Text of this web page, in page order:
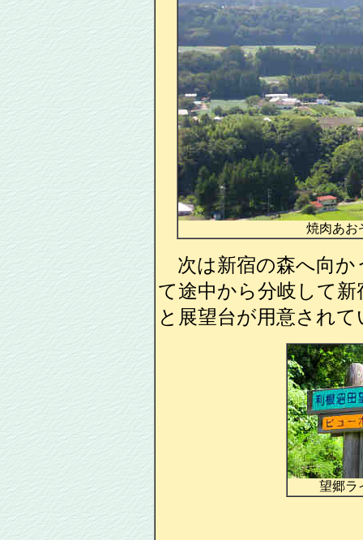
焼肉あお
次は新宿の森へ向か
て途中から分岐して
と展望台が用意され
望郷ラ